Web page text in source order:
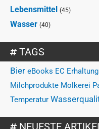
Lebensmittel (45)
Wasser (40)
TAGS
Bier eBooks EC Erhaltung
Milchprodukte Molkerei
Temperatur
NEUESTE